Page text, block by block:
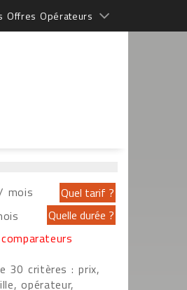
Offres Opérateurs
mois
30 critères : prix,
opérateur,